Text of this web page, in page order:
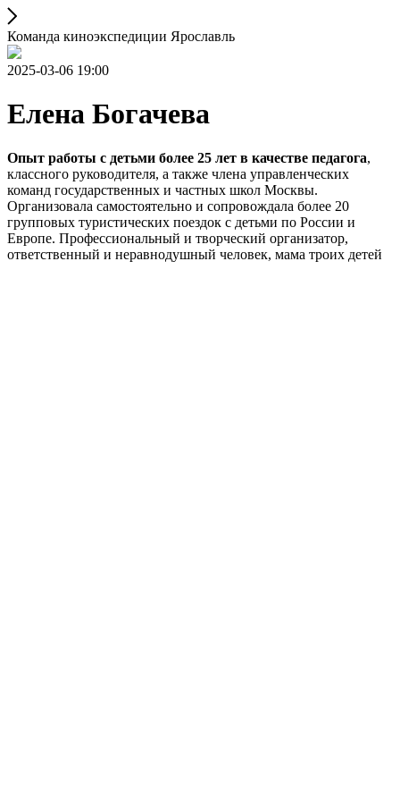
Команда киноэкспедиции Ярославль
2025-03-06 19:00
Елена Богачева
Опыт работы с детьми более 25 лет в качестве педагога,
классного руководителя, а также члена управленческих
команд государственных и частных школ Москвы.
Организовала самостоятельно и сопровождала более 20
групповых туристических поездок с детьми по России и
Европе. Профессиональный и творческий организатор,
ответственный и неравнодушный человек, мама троих детей